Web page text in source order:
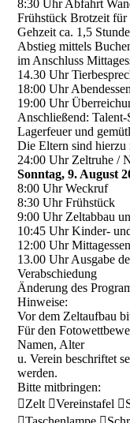
8:30 Uhr Abfahrt
Frühstück Brotzeit für
Gehzeit ca. 1,5
Abstieg mittels
im Anschluss
14.30 Uhr
18:00 Uhr
19:00 Uhr
Anschließend:
Lagerfeuer und
Die Eltern sind hierzu
24:00 Uhr Zeltruhe /
Sonntag, 9. August
8:00 Uhr Weckruf
8:30 Uhr Frühstück
9:00 Uhr Zeltabbau
10:45 Uhr Kinder-
12:00 Uhr Mittagessen
13.00 Uhr Ausgabe
Verabschiedung
Änderung des
Hinweise:
Vor dem Zeltaufbau
Für den
Namen, Alter
u. Verein beschriftet
werden.
Bitte mitbringen:
Zelt Vereinstafel